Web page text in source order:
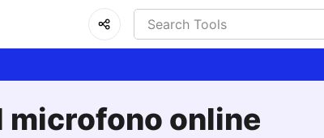
microfono online